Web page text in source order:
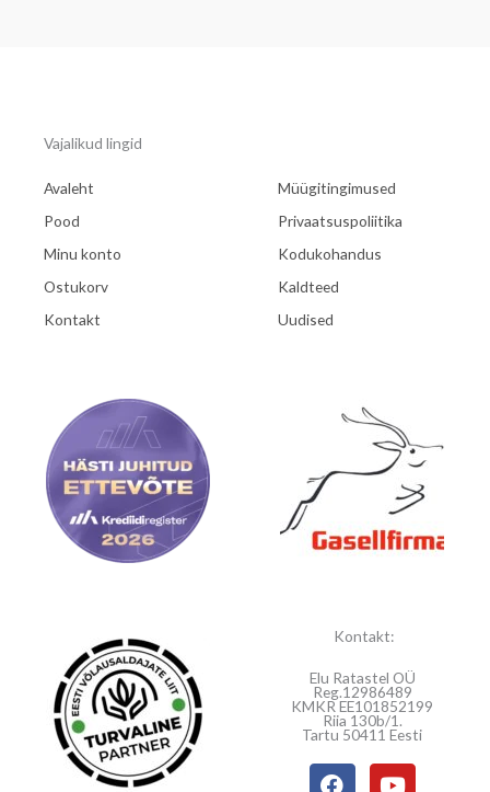
Vajalikud lingid
Avaleht
Pood
Minu konto
Ostukorv
Kontakt
Müügitingimused
Privaatsuspoliitika
Kodukohandus
Kaldteed
Uudised
Kontakt:
Elu Ratastel OÜ
Reg.12986489
KMKR EE101852199
Riia 130b/1.
Tartu 50411 Eesti
F
Y